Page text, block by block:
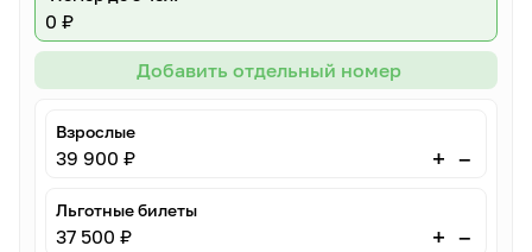
0 ₽
Добавить отдельный номер
Взрослые
39 900 ₽ + –
Льготные билеты
37 500 ₽ + –